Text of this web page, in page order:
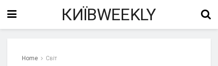
КИЇВWEEKLY
Home Світ